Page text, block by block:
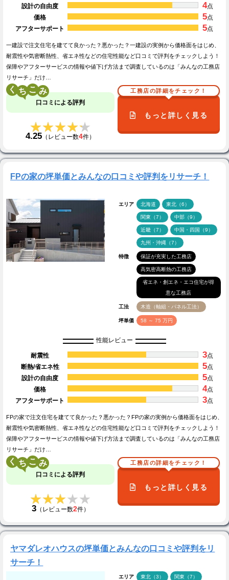
設計の自由度
4点
価格
5点
アフターサポート
5点
一建設で注文住宅を建てて良かった？悪かった？一建設の実例から価格面をはじめ、
耐震性や気密断熱性、省エネ性などの住宅性能など口コミで評判をチェックしよう！
保障やアフターサービスの情報や値下げ方法まで調査しているのは「みんなの工務店
リサーチ」だけ…
く こ
口コミによる評判
★★★★★
★★★★★
4.25 （レビュー数4件）
工務店の詳細をチェック！
もっと詳しく見る
FPの家の坪単価とみんなの口コミや評判をリサーチ！
エリア 北海道 東北（6）
関東（7） 中部（9）
近畿（7） 中国・四国（9）
九州・沖縄（7）
特徴 保証が充実した工務店
高気密高断熱の工務店
省エネ・創エネ・エコ住宅が得
意な工務店
工法 木造（軸組・パネル工法）
坪単価 58 ～ 75 万円
性能レビュー
耐震性 3点
断熱/省エネ性
5点
設計の自由度
5点
価格
4点
アフターサポート
3点
FPの家で注文住宅を建てて良かった？悪かった？FPの家の実例から価格面をはじめ、
耐震性や気密断熱性、省エネ性などの住宅性能など口コミで評判をチェックしよう！
保障やアフターサービスの情報や値下げ方法まで調査しているのは「みんなの工務店
リサーチ」だけ…
く こ
口コミによる評判
★★★★★
★★★★★
3（レビュー数2件）
工務店の詳細をチェック！
もっと詳しく見る
ヤマダレオハウスの坪単価とみんなの口コミや評判をリ
サーチ！
エリア 東北（3） 関東（7）